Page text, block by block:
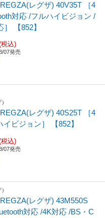
レグザ) 40V35T ［4
対応 /フルハイビジョン /
］ 【852】
税込)
07発売
レグザ) 40S25T ［4
ビジョン］ 【852】
税込)
07発売
レグザ) 43M550S
対応 /4K対応 /BS・C